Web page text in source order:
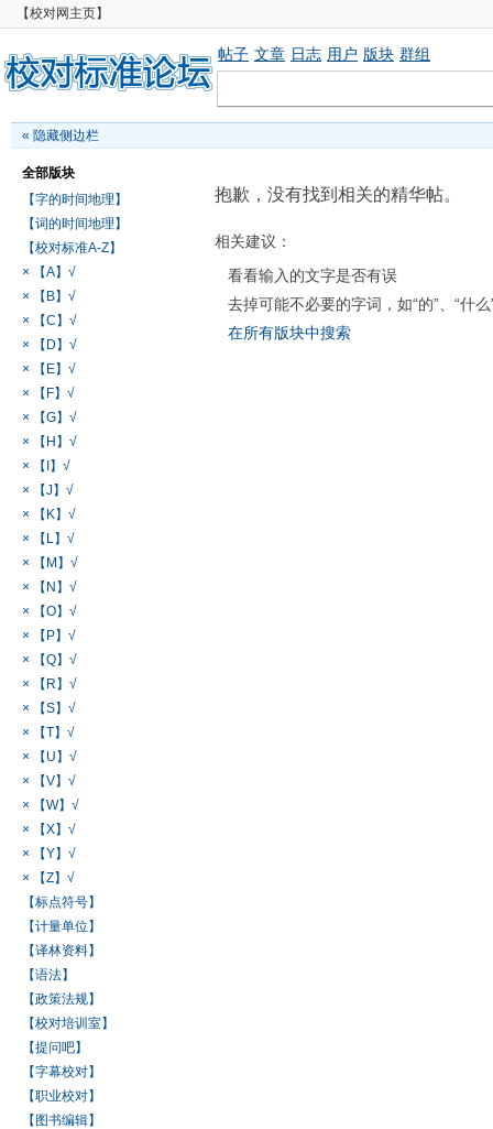
【校对网主页】
帖子 文章 日志 用户 版块 群组
« 隐藏侧边栏
全部版块
【字的时间地理】
【词的时间地理】
【校对标准A-Z】
× 【A】√
× 【B】√
× 【C】√
× 【D】√
× 【E】√
× 【F】√
× 【G】√
× 【H】√
× 【I】√
× 【J】√
× 【K】√
× 【L】√
× 【M】√
× 【N】√
× 【O】√
× 【P】√
× 【Q】√
× 【R】√
× 【S】√
× 【T】√
× 【U】√
× 【V】√
× 【W】√
× 【X】√
× 【Y】√
× 【Z】√
【标点符号】
【计量单位】
【译林资料】
【语法】
【政策法规】
【校对培训室】
【提问吧】
【字幕校对】
【职业校对】
【图书编辑】
抱歉，没有找到相关的精华帖。
相关建议：
看看输入的文字是否有误
去掉可能不必要的字词，如“的”、“什么
在所有版块中搜索